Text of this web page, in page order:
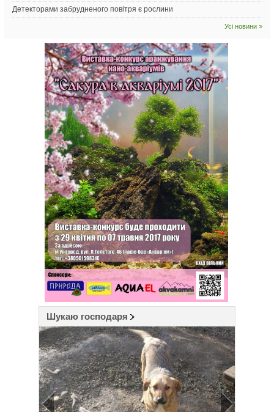
Детекторами забрудненого повітря є рослини
Усі новини
Шукаю господаря